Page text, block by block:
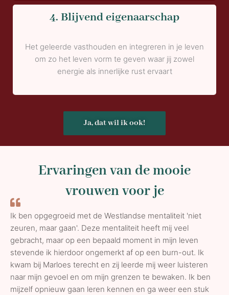
4. Blijvend eigenaarschap
Het geleerde vasthouden en integreren in je leven
om zo het leven vorm te geven waar jij zowel
energie als innerlijke rust ervaart
Ja, dat wil ik ook!
Ervaringen van de mooie
vrouwen voor je
Ik ben opgegroeid met de Westlandse mentaliteit 'niet
zeuren, maar gaan'. Deze mentaliteit heeft mij veel
gebracht, maar op een bepaald moment in mijn leven
stevende ik hierdoor ongemerkt af op een burn-out. Ik
kwam bij Marloes terecht en zij leerde mij weer luisteren
naar mijn gevoel en om mijn grenzen te bewaken. Ik ben
mijzelf opnieuw gaan leren kennen en ga weer een stuk